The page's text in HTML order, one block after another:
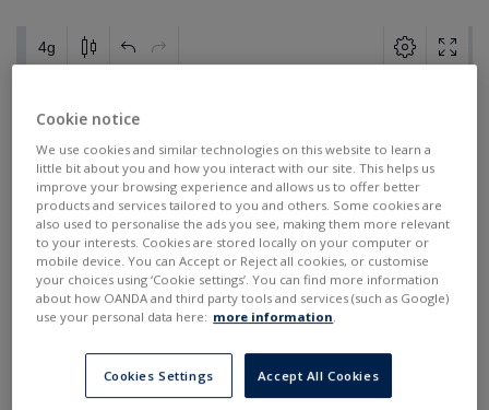
Cookie notice
We use cookies and similar technologies on this website to learn a
little bit about you and how you interact with our site. This helps us
improve your browsing experience and allows us to offer better
products and services tailored to you and others. Some cookies are
also used to personalise the ads you see, making them more relevant
to your interests. Cookies are stored locally on your computer or
mobile device. You can Accept or Reject all cookies, or customise
your choices using ‘Cookie settings’. You can find more information
about how OANDA and third party tools and services (such as Google)
use your personal data here: more information.
Cookies Settings Accept All Cookies